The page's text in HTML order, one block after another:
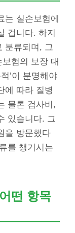
는 실손보험에
겁니다. 하지
분류되며, 그
험의 보장 대
’이 분명해야
에 따라 질병
물론 검사비,
있습니다. 그
을 방문했다
를 챙기시는
떤 항목